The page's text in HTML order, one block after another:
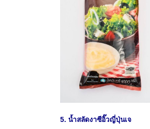
5. น้ำสลัดงาซีอิ๊วญี่ปุ่นเจ